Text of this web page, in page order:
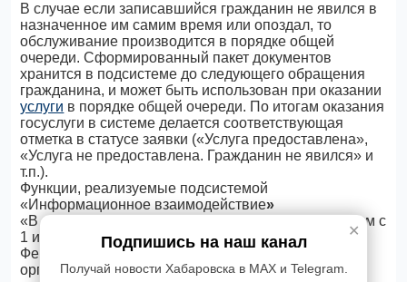
В случае если записавшийся гражданин не явился в
назначенное им самим время или опоздал, то
обслуживание производится в порядке общей
очереди. Сформированный пакет документов
хранится в подсистеме до следующего обращения
гражданина, и может быть использован при оказании
услуги в порядке общей очереди. По итогам оказания
госуслуги в системе делается соответствующая
отметка в статусе заявки («Услуга предоставлена»,
«Услуга не предоставлена. Гражданин не явился» и
т.п.).
Функции, реализуемые подсистемой
«Информационное взаимодействие»
«В соответствии с действующим законодательством с
1 июля 2012 года (Федеральный закон Российской
Федерации от 27 июля 2010 г. № 210-ФЗ «Об
организации предоставления государственных и
✕
Подпишись на наш канал
Получай новости Хабаровска в MAX и Telegram.